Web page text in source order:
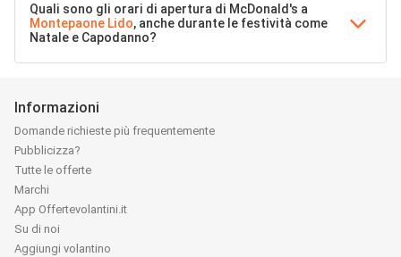
Quali sono gli orari di apertura di McDonald's a
Montepaone Lido, anche durante le festività come
Natale e Capodanno?
Informazioni
Domande richieste più frequentemente
Pubblicizza?
Tutte le offerte
Marchi
App Offertevolantini.it
Su di noi
Aggiungi volantino